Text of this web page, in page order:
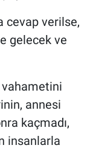
cevap verilse,
gelecek ve
vahametini
annesi
kaçmadı,
insanlarla